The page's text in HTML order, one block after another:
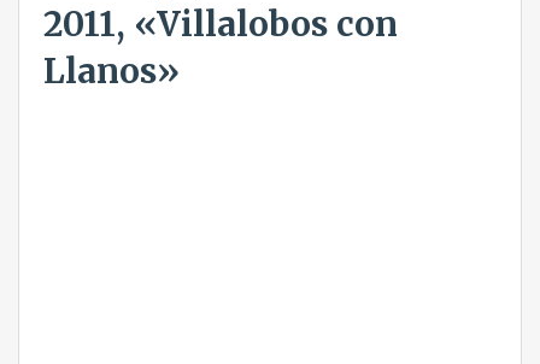
2011, «Villalobos con
Llanos»